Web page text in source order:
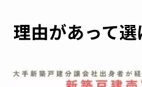
理由があって選